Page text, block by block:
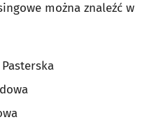
można znaleźć w